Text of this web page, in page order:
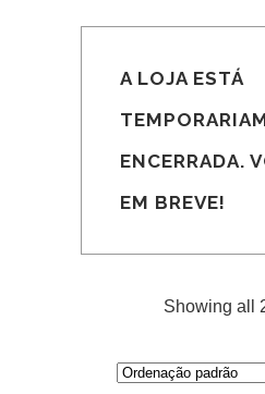
A LOJA ESTÁ
ENCERRADA.
EM BREVE!
Showing all